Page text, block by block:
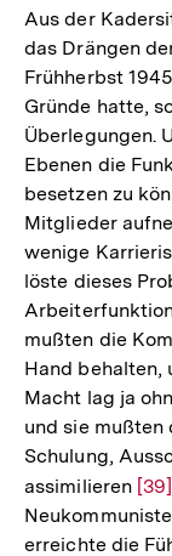
Aus der
das Drängen
Frühherbst
Gründe hatte,
Überlegungen.
Ebenen die
besetzen zu
Mitglieder
wenige
löste dieses
mußten die
Hand behalten,
Macht lag ja
und sie mußten
Schulung,
assimilieren Zur
der
[39]
erreichte die